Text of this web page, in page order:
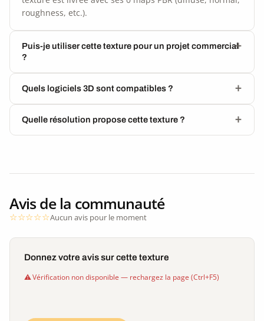
roughness, etc.).
Puis-je utiliser cette texture pour un projet commercial
?
Quels logiciels 3D sont compatibles ?
Quelle résolution propose cette texture ?
Avis de la communauté
Aucun avis pour le moment
Donnez votre avis sur cette texture
Vérification non disponible — rechargez la page (Ctrl+F5)